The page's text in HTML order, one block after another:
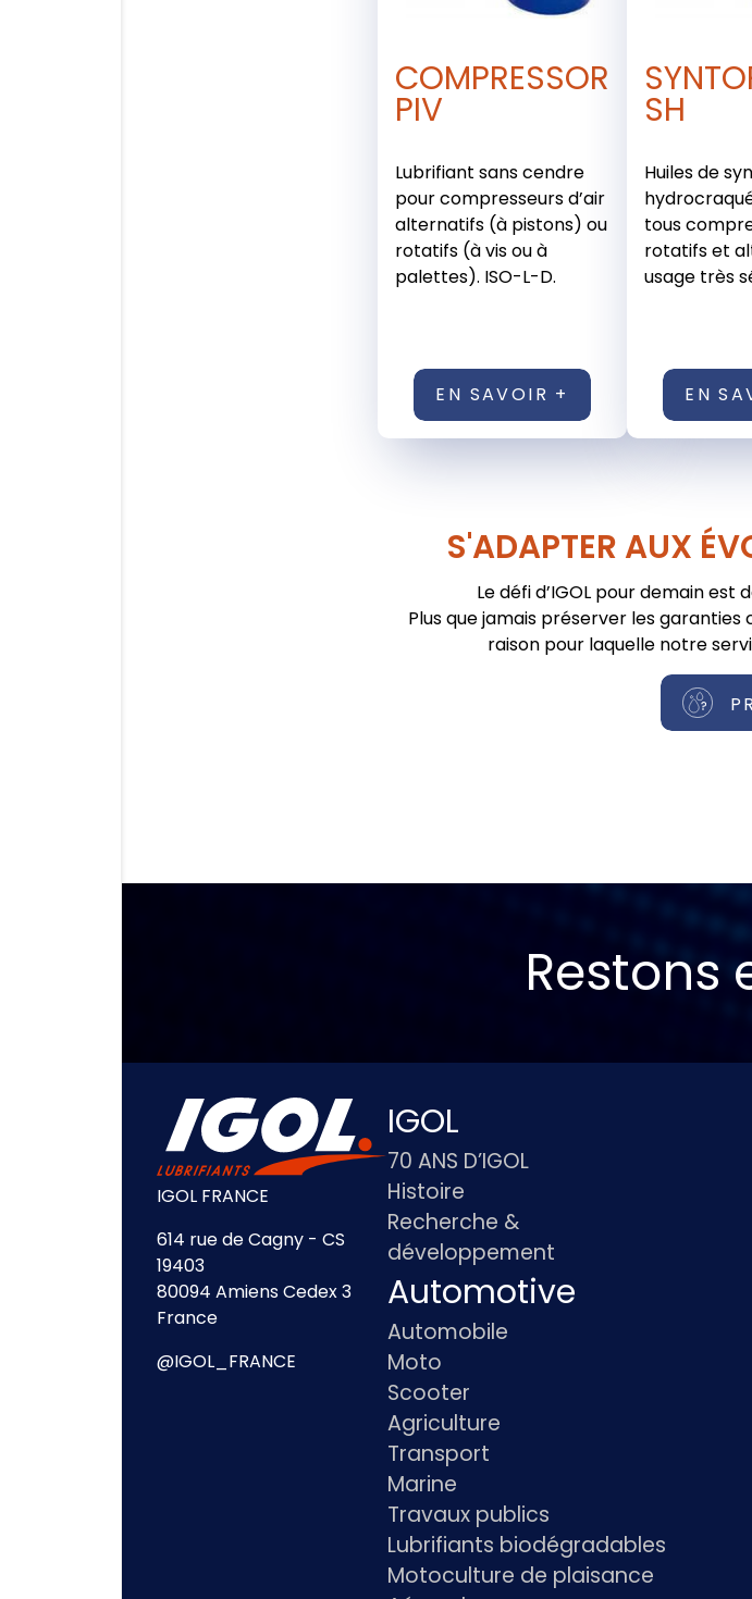
COMPRESSOR
PIV
Lubrifiant sans cendre
pour compresseurs d’air
alternatifs (à pistons) ou
rotatifs (à vis ou à
palettes). ISO-L-D.
EN SAVOIR +
SH
Huiles de
tous
rotatifs et
usage très
EN
S'ADAPTER AUX
Le défi d’IGOL pour demain
Plus que jamais préserver les
raison pour laquelle notre
Restons
IGOL FRANCE
614 rue de Cagny - CS
19403
80094 Amiens Cedex 3
France
@IGOL_FRANCE
IGOL
70 ANS D’IGOL
Histoire
Recherche &
développement
Automotive
Automobile
Moto
Scooter
Agriculture
Transport
Marine
Travaux publics
Lubrifiants biodégradables
Motoculture de plaisance